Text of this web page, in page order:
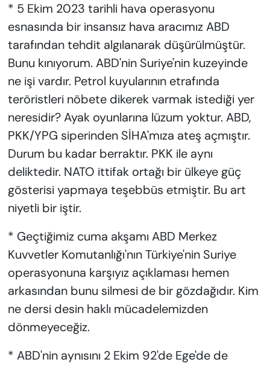
* 5 Ekim 2023 tarihli hava operasyonu
esnasında bir insansız hava aracımız ABD
tarafından tehdit algılanarak düşürülmüştür.
Bunu kınıyorum. ABD'nin Suriye'nin kuzeyinde
ne işi vardır. Petrol kuyularının etrafında
teröristleri nöbete dikerek varmak istediği yer
neresidir? Ayak oyunlarına lüzum yoktur. ABD,
PKK/YPG siperinden SİHA'mıza ateş açmıştır.
Durum bu kadar berraktır. PKK ile aynı
deliktedir. NATO ittifak ortağı bir ülkeye güç
gösterisi yapmaya teşebbüs etmiştir. Bu art
niyetli bir iştir.
* Geçtiğimiz cuma akşamı ABD Merkez
Kuvvetler Komutanlığı'nın Türkiye'nin Suriye
operasyonuna karşıyız açıklaması hemen
arkasından bunu silmesi de bir gözdağıdır. Kim
ne dersi desin haklı mücadelemizden
dönmeyeceğiz.
* ABD'nin aynısını 2 Ekim 92'de Ege'de de